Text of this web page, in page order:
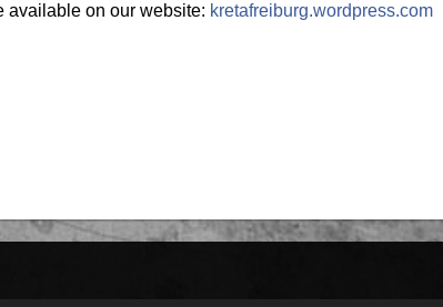
available on our website: kretafreiburg.wordpress.com